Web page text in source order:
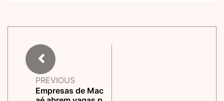
PREVIOUS
Empresas de Mac